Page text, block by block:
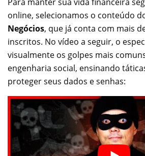
online, selecionamos o conteúdo
Negócios, que já conta com mais
inscritos. No vídeo a seguir, o
visualmente os golpes mais
engenharia social, ensinando
proteger seus dados e senhas: